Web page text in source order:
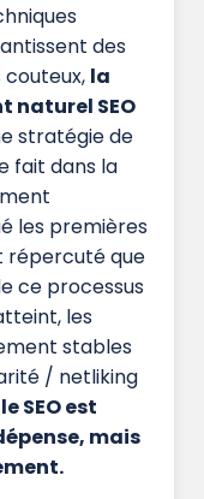
des
la
naturel SEO
stratégie de
fait dans la
les premières
répercuté que
ce processus
les
stables
/ netliking
le SEO est
mais